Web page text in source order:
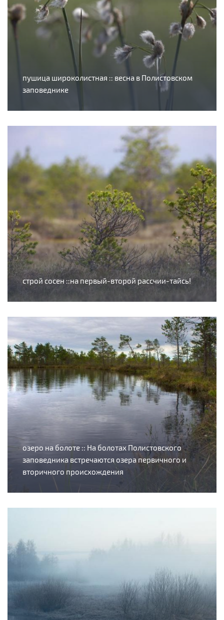
пушица широколистная :: весна в Полистовском
заповеднике
строй сосен ::на первый-второй рассчии-тайсь!
озеро на болоте :: На болотах Полистовского
заповедника встречаются озера первичного и
вторичного происхождения